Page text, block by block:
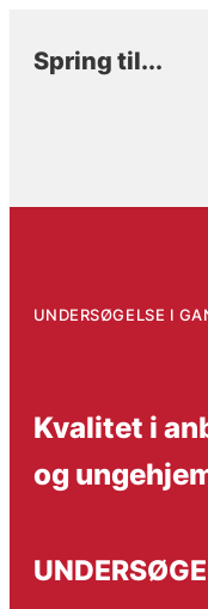
Spring til...
UNDERSØGELSE I
Kvalitet i
og